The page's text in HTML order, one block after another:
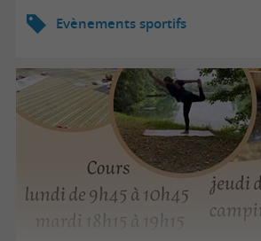
Evènements sportifs